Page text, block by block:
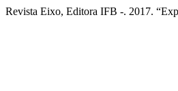
Revista Eixo, Editora IFB -. 2017.